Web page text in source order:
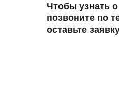
Чтобы узнать
позвоните по
оставьте